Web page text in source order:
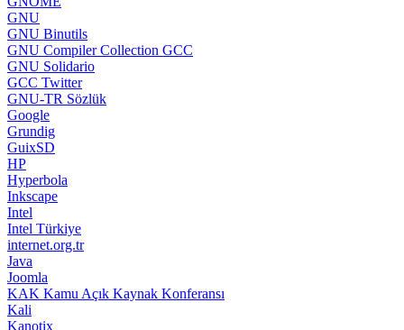
GuixSD
HP
Hyperbola
Inkscape
Intel
Intel Türkiye
internet.org.tr
Java
Joomla
KAK Kamu Açık Kaynak Konferansı
Kali
Kanotix
KDE
Kernel
Knoppix
Kubuntu
Kwheezy
Lenovo
libreCMC
LibreOffice